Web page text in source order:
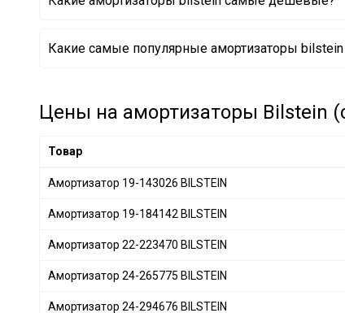
Амортизатор 19-029443 BILSTEIN
Какие самые популярные амортизаторы bilstein
Амортизатор 22-230522 BILSTEIN
Амортизатор 22-112880 BILSTEIN
Цены на амортизаторы Bilstein
Товар
Амортизатор 19-143026 BILSTEIN
Амортизатор 19-184142 BILSTEIN
Амортизатор 22-223470 BILSTEIN
Амортизатор 24-265775 BILSTEIN
Амортизатор 24-294676 BILSTEIN